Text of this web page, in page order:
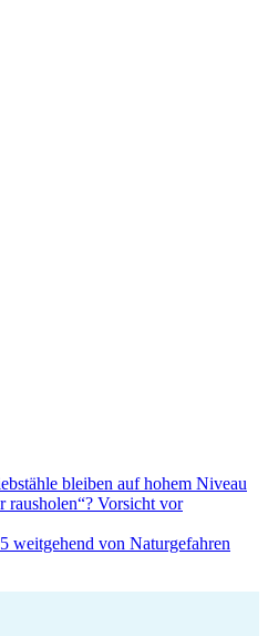
bleiben auf hohem Niveau
rausholen“? Vorsicht vor
weitgehend von Naturgefahren